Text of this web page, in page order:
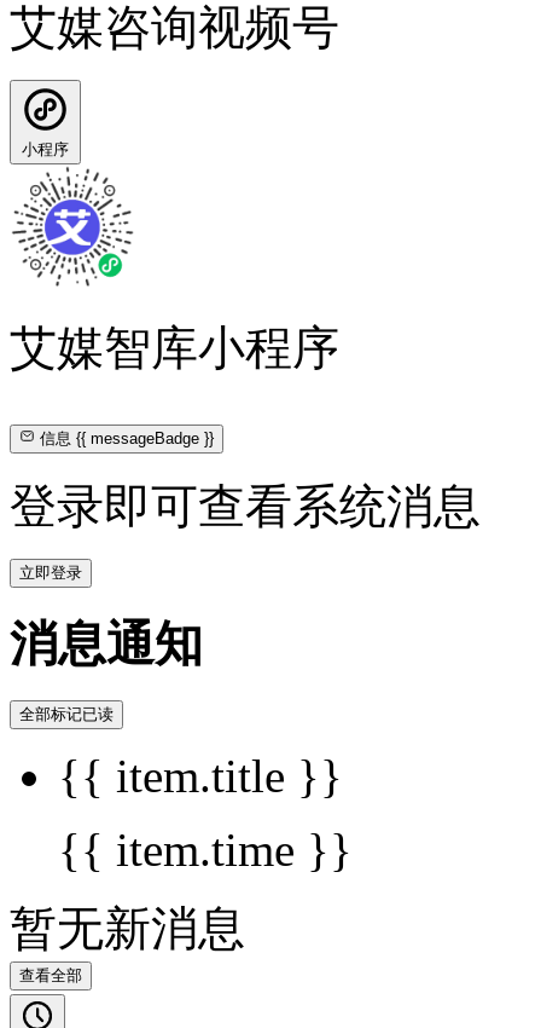
艾媒咨询视频号
小程序
艾媒智库小程序
信息{{ messageBadge }}
登录即可查看系统消息
立即登录
消息通知
全部标记已读
{{ item.title }}
{{ item.time }}
暂无新消息
查看全部